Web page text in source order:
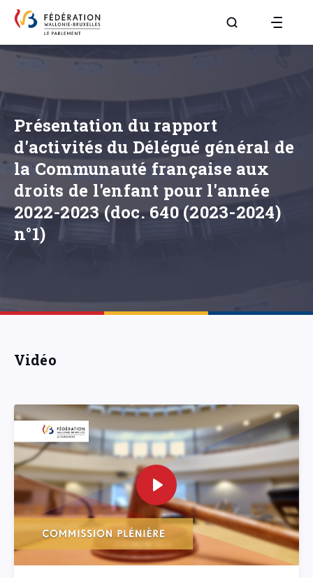
Aller à la page
Présentation du rapport
d'activités du Délégué général de
la Communauté française aux
droits de l'enfant pour l'année
2022-2023 (doc. 640 (2023-2024)
n°1)
Vidéo